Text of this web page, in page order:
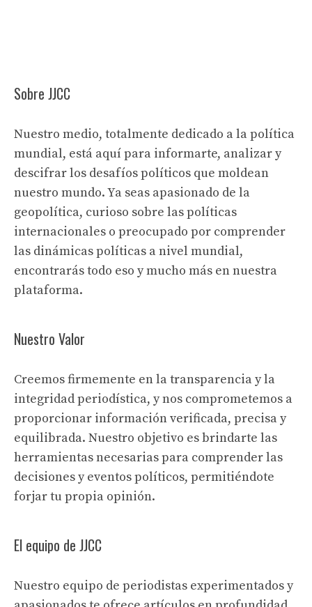
Sobre JJCC
Nuestro medio, totalmente dedicado a la política
mundial, está aquí para informarte, analizar y
descifrar los desafíos políticos que moldean
nuestro mundo. Ya seas apasionado de la
geopolítica, curioso sobre las políticas
internacionales o preocupado por comprender
las dinámicas políticas a nivel mundial,
encontrarás todo eso y mucho más en nuestra
plataforma.
Nuestro Valor
Creemos firmemente en la transparencia y la
integridad periodística, y nos comprometemos a
proporcionar información verificada, precisa y
equilibrada. Nuestro objetivo es brindarte las
herramientas necesarias para comprender las
decisiones y eventos políticos, permitiéndote
forjar tu propia opinión.
El equipo de JJCC
Nuestro equipo de periodistas experimentados y